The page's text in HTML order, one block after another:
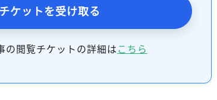
ケットを受け取る
の閲覧チケットの詳細はこちら